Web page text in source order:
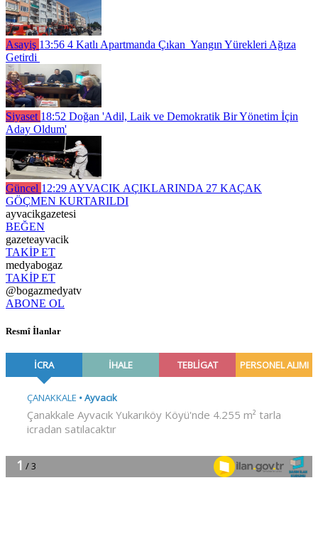
Asayiş 13:56 4 Katlı Apartmanda Çıkan Yangın Yürekleri Ağıza
Getirdi
Siyaset 18:52 Doğan 'Adil, Laik ve Demokratik Bir Yönetim İçin
Aday Oldum'
Güncel 12:29 AYVACIK AÇIKLARINDA 27 KAÇAK
GÖÇMEN KURTARILDI
ayvacikgazetesi
BEĞEN
gazeteayvacik
TAKİP ET
medyabogaz
TAKİP ET
@bogazmedyatv
ABONE OL
Resmî İlanlar